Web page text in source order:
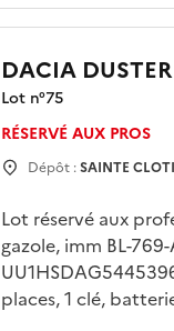
DACIA DUSTER
Lot n°75
RÉSERVÉ AUX PROS
Dépôt :SAINTE
Lot réservé aux
gazole, imm BL-
places, 1 clé,